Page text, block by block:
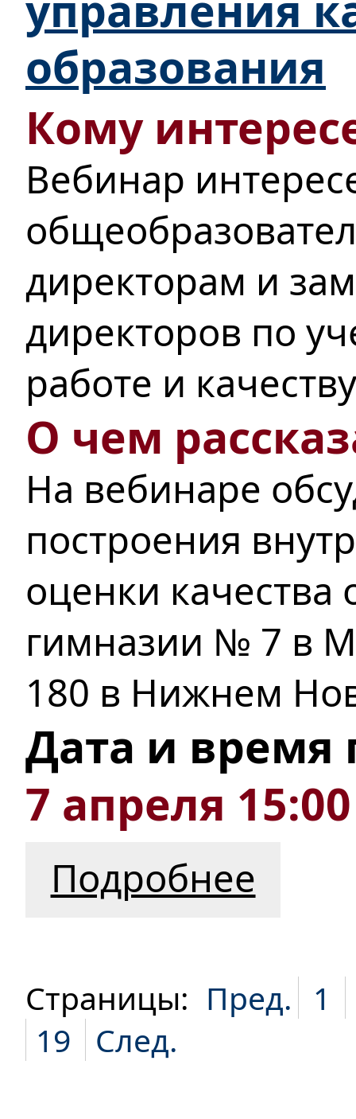
образования
Кому
Вебинар
директорам и
директоров по
работе и качеству
О чем
На вебинаре
построения
оценки качества
гимназии № 7 в
180 в Нижнем
Дата и время
7 апреля
Подробнее
Страницы: Пред. 1
19
След.